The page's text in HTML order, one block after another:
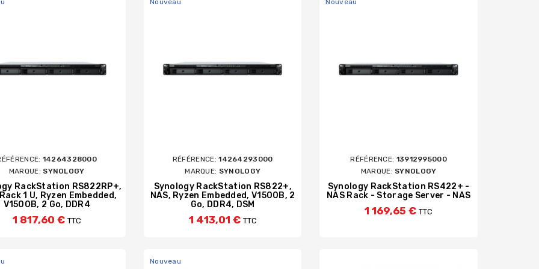
14264328000
MARQUE: SYNOLOGY
RackStation RS822RP+,
1 U, Ryzen Embedded,
V1500B, 2 Go, DDR4
1 817,60 € TTC
RÉFÉRENCE:14264293000
MARQUE: SYNOLOGY
Synology RackStation RS822+,
NAS, Ryzen Embedded, V1500B, 2
Go, DDR4, DSM
1 413,01 € TTC
RÉFÉRENCE: 13912995000
MARQUE: SYNOLOGY
Synology RackStation RS422+ -
NAS Rack - Storage Server - NAS
1 169,65 €TTC
Nouveau